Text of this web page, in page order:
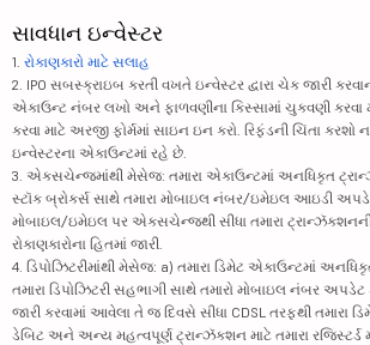
સાવધાન ઇન્વેસ્ટર
1. રોકાણકારો માટે સલાહ
2. IPO સબસ્ક્રાઇબ કરતી વખતે ઇન્વેસ્ટર દ્વારા ચેક જારી
એકાઉન્ટ નંબર લખો અને ફાળવણીના કિસ્સામાં ચુકવણી કરવા
કરવા માટે અરજી ફોર્મમાં સાઇન ઇન કરો. રિફંડની ચિંતા કરશો
ઇન્વેસ્ટરના એકાઉન્ટમાં રહે છે.
3. એક્સચેન્જમાંથી મેસેજ: તમારા એકાઉન્ટમાં અનધિકૃત
સ્ટૉક બ્રોકર્સ સાથે તમારા મોબાઇલ નંબર/ઇમેઇલ આઇડી
મોબાઇલ/ઇમેઇલ પર એક્સચેન્જથી સીધા તમારા ટ્રાન્ઝૅક્શનની
રોકાણકારોના હિતમાં જારી.
4. ડિપોઝિટરીમાંથી મેસેજ: a) તમારા ડિમેટ એકાઉન્ટમાં
તમારા ડિપોઝિટરી સહભાગી સાથે તમારો મોબાઇલ નંબર અપડેટ
જારી કરવામાં આવેલા તે જ દિવસે સીધા CDSL તરફથી તમારા
ડેબિટ અને અન્ય મહત્વપૂર્ણ ટ્રાન્ઝૅક્શન માટે તમારા રજિસ્ટર્ડ